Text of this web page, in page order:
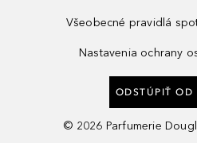
Všeobecné pravidlá
Nastavenia ochrany
ODSTÚPIŤ OD
© 2026 Parfumerie